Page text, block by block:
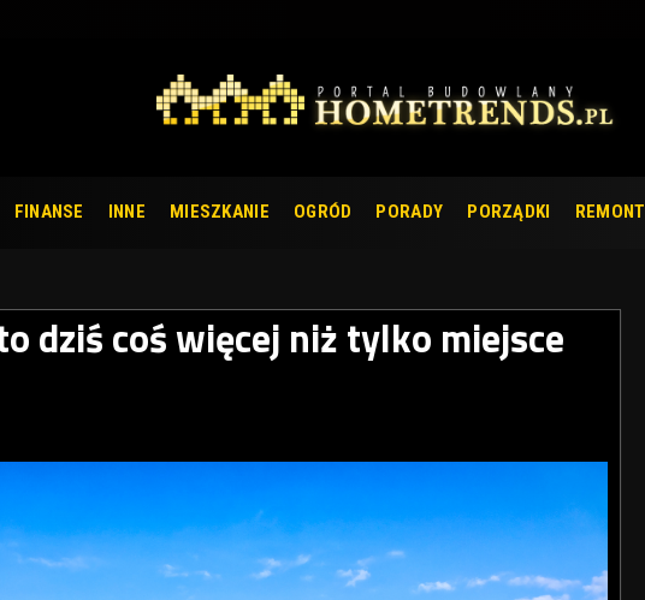
FINANSE INNE MIESZKANIE OGRÓD PORADY PORZĄDKI REMONT
dziś coś więcej niż tylko miejsce